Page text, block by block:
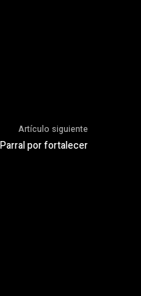
Artículo siguiente
por fortalecer